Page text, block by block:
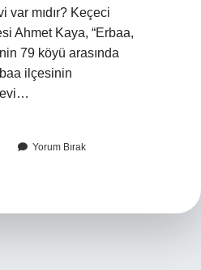
var mıdır? Keçeci
Ahmet Kaya, “Erbaa,
79 köyü arasında
ilçesinin
Yorum Bırak